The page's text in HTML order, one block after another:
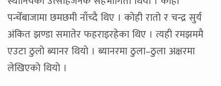
पन्चेँबाजामा छमछमी नाँच्दै थिए । कोही रातो र चन्द्र सुर्य
अंकित झण्डा समातेर फहराइरहेका थिए । त्यही रमझममै
एउटा ठुलो ब्यानर थियो । ब्यानरमा ठुला–ठुला अक्षरमा
लेखिएको थियो ।